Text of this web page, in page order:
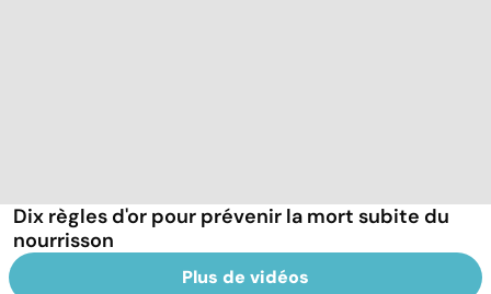
Dix règles d'or pour prévenir la mort subite du
nourrisson
Plus de vidéos